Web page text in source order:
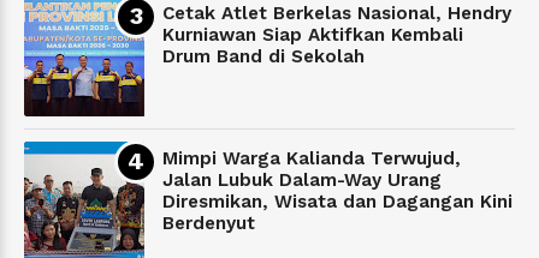
Cetak Atlet Berkelas Nasional, Hendry
Kurniawan Siap Aktifkan Kembali
Drum Band di Sekolah
Mimpi Warga Kalianda Terwujud,
Jalan Lubuk Dalam-Way Urang
Diresmikan, Wisata dan Dagangan Kini
Berdenyut